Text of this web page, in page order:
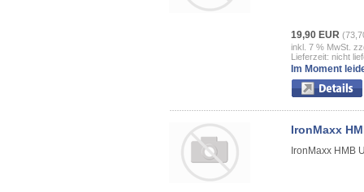
19,90 EUR
inkl. 7 % MwSt.
Lieferzeit: nicht
Im Moment
IronMaxx
IronMaxx HMB